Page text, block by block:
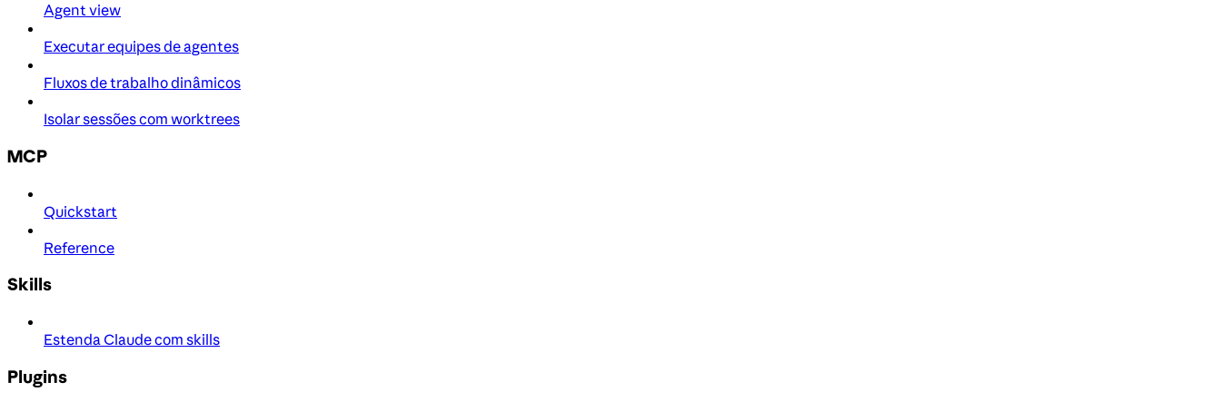
Agent view
Executar equipes de agentes
Fluxos de trabalho dinâmicos
Isolar sessões com worktrees
MCP
Quickstart
Reference
Skills
Estenda Claude com skills
Plugins